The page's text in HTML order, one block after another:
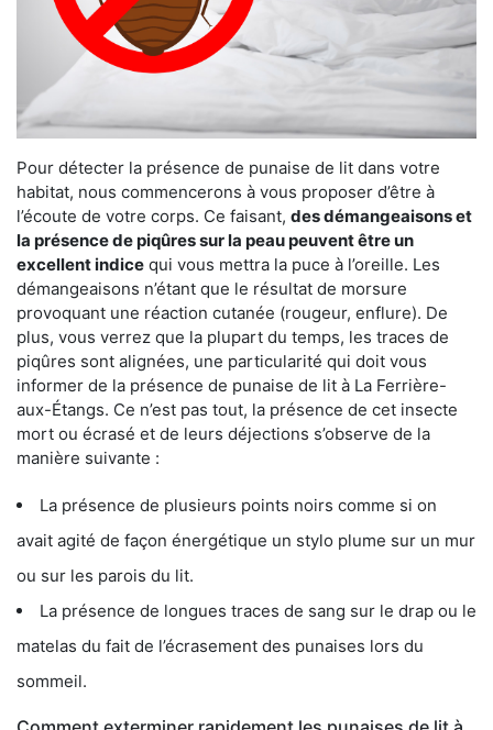
Pour détecter la présence de punaise de lit dans votre
habitat, nous commencerons à vous proposer d’être à
l’écoute de votre corps. Ce faisant, des démangeaisons et
la présence de piqûres sur la peau peuvent être un
excellent indice qui vous mettra la puce à l’oreille. Les
démangeaisons n’étant que le résultat de morsure
provoquant une réaction cutanée (rougeur, enflure). De
plus, vous verrez que la plupart du temps, les traces de
piqûres sont alignées, une particularité qui doit vous
informer de la présence de punaise de lit à La Ferrière-
aux-Étangs. Ce n’est pas tout, la présence de cet insecte
mort ou écrasé et de leurs déjections s’observe de la
manière suivante :
La présence de plusieurs points noirs comme si on
avait agité de façon énergétique un stylo plume sur un mur
ou sur les parois du lit.
La présence de longues traces de sang sur le drap ou le
matelas du fait de l’écrasement des punaises lors du
sommeil.